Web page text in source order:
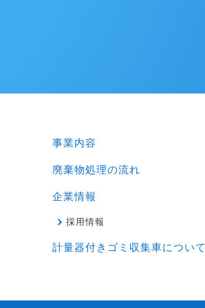
事業内容
廃棄物処理の流れ
企業情報
採用情報
計量器付きゴミ収集車について